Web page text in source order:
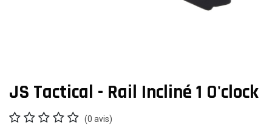
JS Tactical - Rail Incliné 1 O'clock
(0 avis)